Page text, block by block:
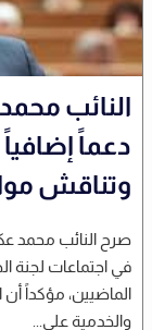
النائب
وتناقش موازنة
صرح النائب محمد
في اجتماعات لجنة
الماضيين، مؤكداً
والخدمية على...